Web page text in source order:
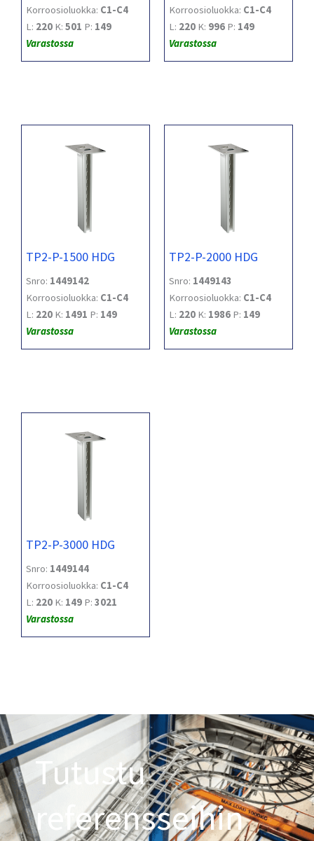
Korroosioluokka: C1-C4
L: 220 K: 501 P: 149
Varastossa
Korroosioluokka: C1-C4
L: 220 K: 996 P: 149
Varastossa
TP2-P-1500 HDG
Snro: 1449142
Korroosioluokka: C1-C4
L: 220 K: 1491 P: 149
Varastossa
TP2-P-2000 HDG
Snro: 1449143
Korroosioluokka: C1-C4
L: 220 K: 1986 P: 149
Varastossa
TP2-P-3000 HDG
Snro: 1449144
Korroosioluokka: C1-C4
L: 220 K: 149 P: 3021
Varastossa
Tutustu
referensseihin